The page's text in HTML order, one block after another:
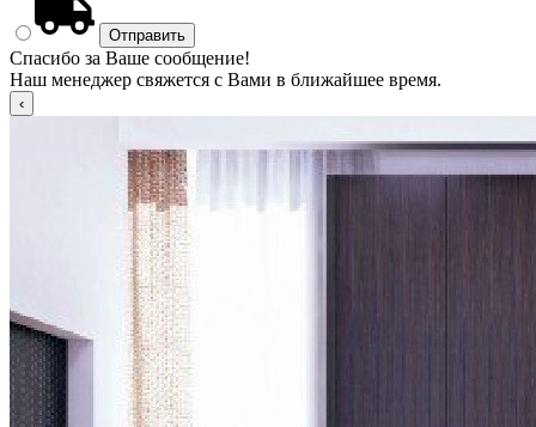
Спасибо за Ваше сообщение!
Наш менеджер свяжется с Вами в ближайшее время.